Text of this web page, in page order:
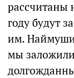
рассчитаны
году будут
им.
мы заложили